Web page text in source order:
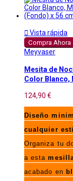
 Vista rápida
Compra Ahora
Meyvaser
Mesita de
Color Blanco,
124,90 €
Diseño
cualquier
Organiza tu
a esta
acabado en